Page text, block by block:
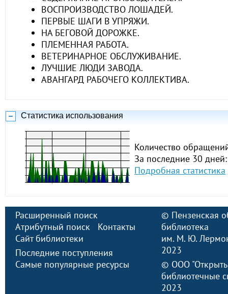
ВОСПРОИЗВОДСТВО ЛОШАДЕЙ.
ПЕРВЫЕ ШАГИ В УПРЯЖИ.
НА БЕГОВОЙ ДОРОЖКЕ.
ПЛЕМЕННАЯ РАБОТА.
ВЕТЕРИНАРНОЕ ОБСЛУЖИВАНИЕ.
ЛУЧШИЕ ЛЮДИ ЗАВОДА.
АВАНГАРД РАБОЧЕГО КОЛЛЕКТИВА.
Статистика использования
Количество
За последние 30
Подробная статистика
Расширенный поиск
Атрибутный поиск
Контакты
Сайт библиотеки
Последние поступления
Самые популярные ресурсы
© Пензенская
библиотека
им. М. Ю.
2023
© ООО
библиотечные
2023